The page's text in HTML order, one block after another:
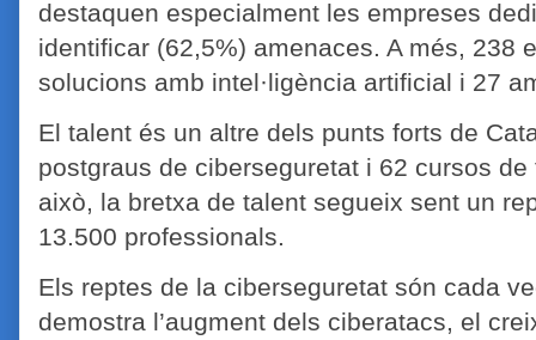
destaquen especialment les empreses
identificar (62,5%) amenaces. A més, 238
solucions amb intel·ligència artificial i 27
El talent és un altre dels punts forts de
postgraus de ciberseguretat i 62 cursos
això, la bretxa de talent segueix sent un
13.500 professionals.
Els reptes de la ciberseguretat són cada
demostra l’augment dels ciberatacs, el